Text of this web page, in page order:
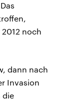
noch
dann nach
Invasion
die